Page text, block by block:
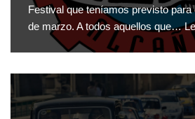
Festival que teníamos previsto para
de marzo. A todos aquellos que…